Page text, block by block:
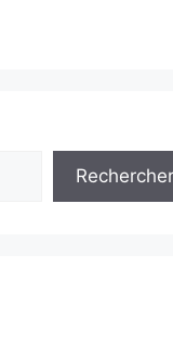
Rechercher